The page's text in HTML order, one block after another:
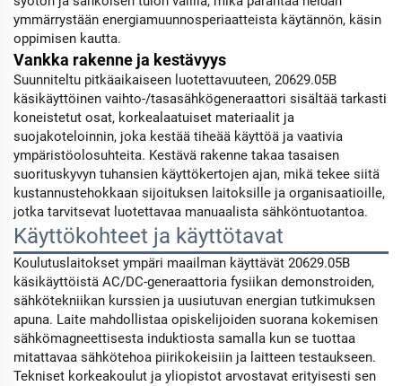
ymmärrystään energiamuunnosperiaatteista käytännön, käsin
oppimisen kautta.
Vankka rakenne ja kestävyys
Suunniteltu pitkäaikaiseen luotettavuuteen, 20629.05B
käsikäyttöinen vaihto-/tasasähkögeneraattori sisältää tarkasti
koneistetut osat, korkealaatuiset materiaalit ja
suojakoteloinnin, joka kestää tiheää käyttöä ja vaativia
ympäristöolosuhteita. Kestävä rakenne takaa tasaisen
suorituskyvyn tuhansien käyttökertojen ajan, mikä tekee siitä
kustannustehokkaan sijoituksen laitoksille ja organisaatioille,
jotka tarvitsevat luotettavaa manuaalista sähköntuotantoa.
Käyttökohteet ja käyttötavat
Koulutuslaitokset ympäri maailman käyttävät 20629.05B
käsikäyttöistä AC/DC-generaattoria fysiikan demonstroiden,
sähkötekniikan kurssien ja uusiutuvan energian tutkimuksen
apuna. Laite mahdollistaa opiskelijoiden suorana kokemisen
sähkömagneettisesta induktiosta samalla kun se tuottaa
mitattavaa sähkötehoa piirikokeisiin ja laitteen testaukseen.
Tekniset korkeakoulut ja yliopistot arvostavat erityisesti sen